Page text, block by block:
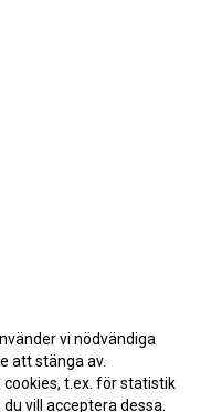
vi nödvändiga
att stänga av.
cookies, t.ex. för statistik
vill acceptera dessa.